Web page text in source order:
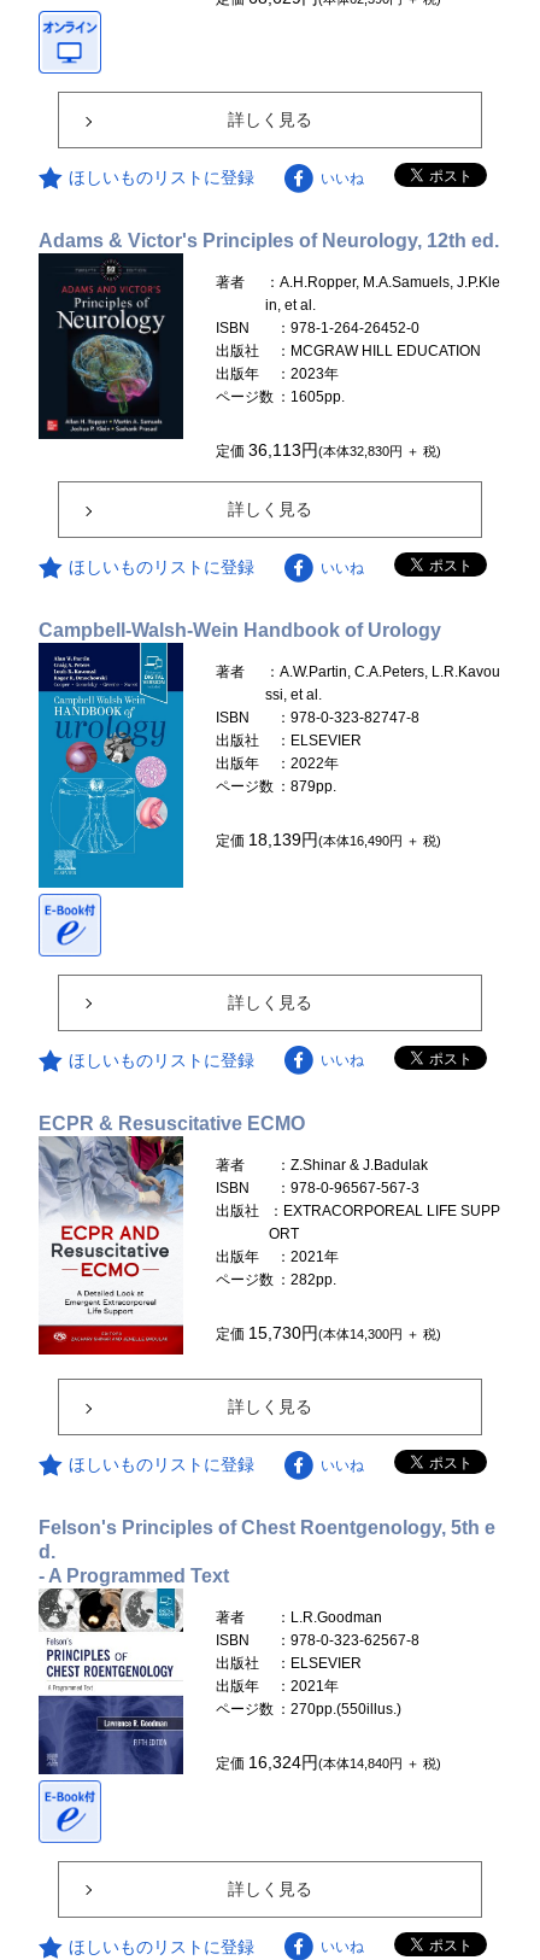
詳しく見る
ほしいものリストに登録 いいね
Adams & Victor's Principles of Neurology, 12th ed.
著者
：A.H.Ropper, M.A.Samuels, J.P.Kle
in, et al.
ISBN
：978-1-264-26452-0
出版社
：MCGRAW HILL EDUCATION
出版年
：2023年
ページ数 ：1605pp.
定価36,113円(本体32,830円 ＋ 税)
詳しく見る
ほしいものリストに登録 いいね
Campbell-Walsh-Wein Handbook of Urology
著者
：A.W.Partin, C.A.Peters, L.R.Kavou
ssi, et al.
ISBN
：978-0-323-82747-8
出版社
：ELSEVIER
出版年
：2022年
ページ数 ：879pp.
定価 18,139円(本体16,490円 ＋ 税)
詳しく見る
ほしいものリストに登録 いいね
ECPR & Resuscitative ECMO
著者
：Z.Shinar & J.Badulak
ISBN
：978-0-96567-567-3
出版社
：EXTRACORPOREAL LIFE SUPP
ORT
出版年
：2021年
ページ数 ：282pp.
定価 15,730円(本体14,300円 ＋ 税)
詳しく見る
ほしいものリストに登録 いいね
Felson's Principles of Chest Roentgenology, 5th e
d.
- A Programmed Text
著者
：L.R.Goodman
ISBN
：978-0-323-62567-8
出版社
：ELSEVIER
出版年
：2021年
ページ数 ：270pp.(550illus.)
定価 16,324円(本体14,840円 ＋ 税)
詳しく見る
ほしいものリストに登録 いいね